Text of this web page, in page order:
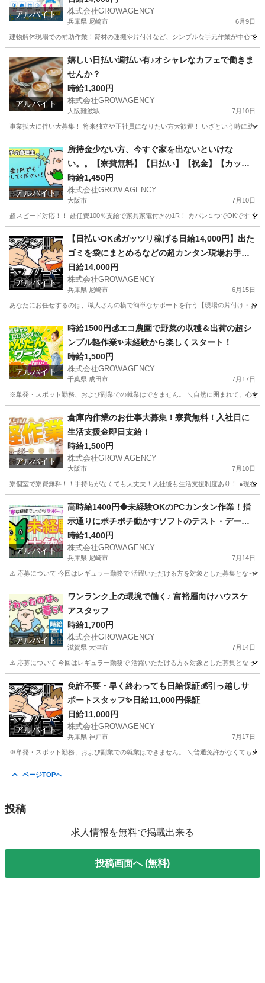
アルバイト 株式会社GROWAGENCY
兵庫県 尼崎市 6月9日
建物解体現場での補助作業！資材の運搬や片付けなど、シンプルな手元作業が中心で
その他
アルバイト
嬉しい日払い週払い有♪オシャレなカフェで働きま
せんか？
時給1,300円
株式会社GROWAGENCY
大阪難波駅 7月10日
事業拡大に伴い大募集！ 将来独立や正社員になりたい方大歓迎！ いざという時に助
大阪難波駅 カフェ 時給
アルバイト
所持金少ない方、今すぐ家を出ないといけな
い。。【寮費無料】【日払い】【祝金】【カップ
ル】【家族】【赴任費無料】【即入寮】【即面
接】可能です！
時給1,450円
株式会社GROW AGENCY
大阪市 7月10日
超スピード対応！！ 赴任費100％支給で家具家電付きの1R！ カバン１つでOKです【
工場 大阪市 工場 カップル
アルバイト
【日払いOK💰ガッツリ稼げる日給14,000円】出た
ゴミを袋にまとめるなどの超カンタン現場お手伝
い◎
日給14,000円
株式会社GROWAGENCY
兵庫県 尼崎市 6月15日
あなたにお任せするのは、職人さんの横で簡単なサポートを行う【現場の片付け・お
その他 ゲーム
アルバイト
時給1500円💰エコ農園で野菜の収穫＆出荷の超シ
ンプル軽作業✨未経験から楽しくスタート！
時給1,500円
株式会社GROWAGENCY
千葉県 成田市 7月17日
※単発・スポット勤務、および副業での就業はできません。 ＼自然に囲まれて、心も
農業 農園
アルバイト
倉庫内作業のお仕事大募集！寮費無料！入社日に
生活支援金即日支給！
時給1,500円
株式会社GROW AGENCY
大阪市 7月10日
寮個室で寮費無料！！手持ちがなくても大丈夫！入社後も生活支援制度あり！ ●現在
工場 大阪 大阪市 生活支援
アルバイト
高時給1400円◆未経験OKのPCカンタン作業！指
示通りにポチポチ動かすソフトのテスト・データ
入力
時給1,400円
株式会社GROWAGENCY
兵庫県 尼崎市 7月14日
⚠️ 応募について 今回はレギュラー勤務で 活躍いただける方を対象とした募集となっ
その他 スポット
アルバイト
ワンランク上の環境で働く♪ 富裕層向けハウスケ
アスタッフ
時給1,700円
株式会社GROWAGENCY
滋賀県 大津市 7月14日
⚠️ 応募について 今回はレギュラー勤務で 活躍いただける方を対象とした募集となっ
清掃 富裕層
アルバイト
免許不要・早く終わっても日給保証💰引っ越しサ
ポートスタッフ✨日給11,000円保証
日給11,000円
株式会社GROWAGENCY
兵庫県 神戸市 7月17日
※単発・スポット勤務、および副業での就業はできません。 ＼普通免許がなくても大
ページTOPへ
投稿
求人情報を無料で掲載出来る
投稿画面へ (無料)